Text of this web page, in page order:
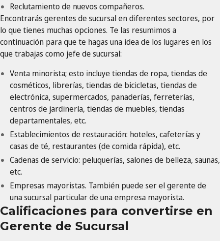
Reclutamiento de nuevos compañeros.
Encontrarás gerentes de sucursal en diferentes sectores, por
lo que tienes muchas opciones. Te las resumimos a
continuación para que te hagas una idea de los lugares en los
que trabajas como jefe de sucursal:
Venta minorista; esto incluye tiendas de ropa, tiendas de
cosméticos, librerías, tiendas de bicicletas, tiendas de
electrónica, supermercados, panaderías, ferreterías,
centros de jardinería, tiendas de muebles, tiendas
departamentales, etc.
Establecimientos de restauración: hoteles, cafeterías y
casas de té, restaurantes (de comida rápida), etc.
Cadenas de servicio: peluquerías, salones de belleza, saunas,
etc.
Empresas mayoristas. También puede ser el gerente de
una sucursal particular de una empresa mayorista.
Calificaciones para convertirse en
Gerente de Sucursal